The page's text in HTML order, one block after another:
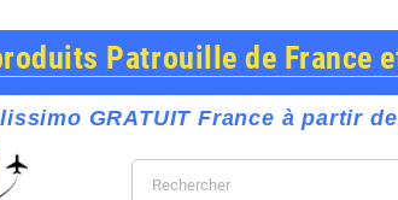
Patrouille de France
GRATUIT France à partir de